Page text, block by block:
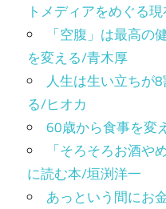
トメディアをめぐる
「空腹」は最高の
を変える/青木厚
人生は生い立ちが
る/ヒオカ
60歳から食事を変
「そろそろお酒や
に読む本/垣渕洋一
あっという間にお